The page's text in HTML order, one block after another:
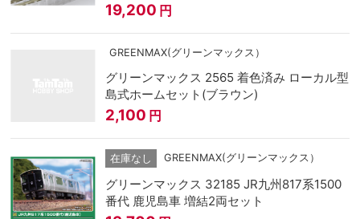
19,200 円
GREENMAX(グリーンマックス）
グリーンマックス 2565 着色済み ローカル型
島式ホームセット(ブラウン)
2,100 円
在庫なし GREENMAX(グリーンマックス）
グリーンマックス 32185 JR九州817系1500
番代 鹿児島車 増結2両セット